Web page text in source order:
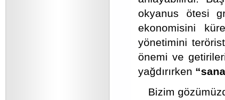
okyanus ötesi
ekonomisini
yönetimini
önemi ve
yağdırırken
Bizim